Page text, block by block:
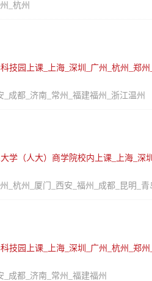
_杭州
技园上课_上海_深圳_广州_杭州_郑州
成都_济南_常州_福建福州_浙江温州
学（人大）商学院校内上课_上海_深
_杭州_厦门_西安_福州_成都_昆明_青
技园上课_上海_深圳_广州_杭州_郑州
成都_济南_常州_福建福州